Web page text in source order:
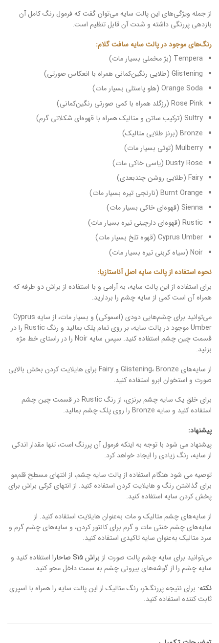
از جمله ویژگی‌های این پالت سایه می‌توان گفت که فرمول رنگ کامل آن
بازدهی پررنگی داشته و شدت آن قابل تنظیم است.
رنگ‌های موجود در پالت سایه سافت گلام:
Tempera (بژ مخملی بسیار مات)
Glistening (طلایی رنگین‌کمانی همراه با انعکاس صورتی)
Orange Soda (هلو پاستلی بسیار مات)
Rose Pink (رزگلد همراه با کمی صورتی رنگین‌کمانی)
Sultry (ترکیب ساتن و متالیک همراه با قهوه‌ای شکلاتی گرم)
Bronze (برنز طلایی متالیک)
Mulberry (توتی بسیار مات)
Dusty Rose (یاسی خاکی مات)
Fairy (طلایی روشن چندبعدی)
Burnt Orange (نارنجی تیره بسیار مات)
Sienna (قهوه‌ای خاکی بسیار مات)
Rustic (قهوه‌ای دارچینی تیره بسیار مات)
Cyprus Umber (قهوه تلخ بسیار مات)
Noir (سیاه کربنی تیره بسیار مات)
نحوه استفاده از پالت سایه اصل آناستازیا:
برای استفاده از این پالت سایه، به آرامی و با استفاده از براش دو طرفه که
همراه آن است کمی از سایه چشم را بردارید.
می‌توانید برای چشم‌هایی دودی (اسموکی) و بسیار مات، از سایه Cyprus
Umber موجود در پالت سایه، بر روی تمام پلک بمالید و رنگ Rustic را در
قسمت چین چشم استفاده کنید. سپس سایه Noir را در راستای خط مژه
بزنید.
از سایه‌های Glistening، Bronze و Fairy برای هایلایت کردن بخش بالایی
صورت و استخوان ابرو استفاده کنید.
برای خلق یک سایه چشم برنزی، از رنگ Rustic در قسمت چین چشم
استفاده کنید و سایه Bronze را روی پلک چشم بمالید.
پیشنهاد:
پیشنهاد می شود با توجه به اینکه فرمول آن پررنگ است، تنها مقدار اندکی
از سایه، رنگ زیادی را ایجاد خواهد کرد.
توصیه می شود هنگام استفاده از پالت سایه چشم، از انتهای مسطح قلم‌مو
برای گذاشتن رنگ و هایلایت کردن استفاده کنید. از انتهای کرکی براش برای
پخش کردن سایه استفاده کنید.
از سایه‌های چشم متالیک و مات به‌عنوان هایلایت استفاده کنید. از
سایه‌های چشم خنثی مات و گرم برای کانتور کردن، و سایه‌های چشم گرم و
سرد متالیک به‌عنوان سایه تاکیدی استفاده کنید.
می‌توانید برای سایه چشم پالت صورت از براش S15 صاحارا
استفاده کنید و
سایه چشم را از گوشه‌های بیرونی چشم به سمت داخل محو کنید.
نکته: برای نتیجه پررنگ‌تر، رنگ متالیک از این پالت سایه را همراه با اسپری
ثابت کننده استفاده کنید.